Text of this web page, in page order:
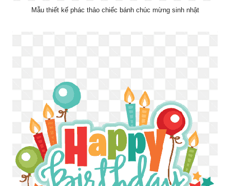
Mẫu thiết kế phác thảo chiếc bánh chúc mừng sinh nhật